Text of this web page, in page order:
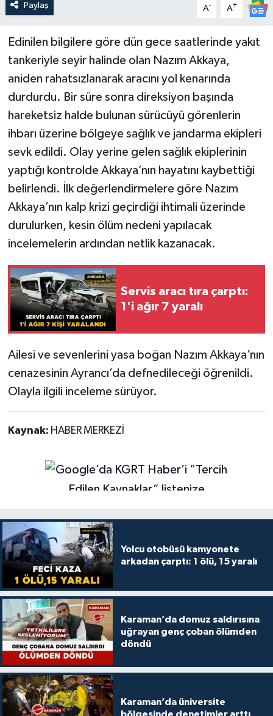
Paylaş A- A+
Edinilen bilgilere göre dün gece saatlerinde yakıt
tankeriyle seyir halinde olan Nazım Akkaya,
aniden rahatsızlanarak aracını yol kenarında
durdurdu. Bir süre sonra direksiyon başında
hareketsiz halde bulunan sürücüyü görenlerin
ihbarı üzerine bölgeye sağlık ve jandarma ekipleri
sevk edildi. Olay yerine gelen sağlık ekiplerinin
yaptığı kontrolde Akkaya’nın hayatını kaybettiği
belirlendi. İlk değerlendirmelere göre Nazım
Akkaya’nın kalp krizi geçirdiği ihtimali üzerinde
durulurken, kesin ölüm nedeni yapılacak
incelemelerin ardından netlik kazanacak.
Servis aracı tıra çarptı:
1'i ağır 7 yaralı
Ailesi ve sevenlerini yasa boğan Nazım Akkaya’nın
cenazesinin Ayrancı’da defnedileceği öğrenildi.
Olayla ilgili inceleme sürüyor.
Kaynak: HABER MERKEZİ
Yolcu otobüsü kamyonete
arkadan çarptı: 1 ölü, 15 yaralı
Karaman’da domuz saldırısına
uğrayan genç çoban ölümden
döndü
Karaman’da üniversite